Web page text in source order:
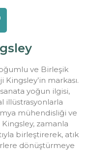
ve Birleşik
Kingsley’in markası.
yoğun ilgisi,
illüstrasyonlarla
mühendisliği ve
zamanla
birleştirerek, atık
dönüştürmeye